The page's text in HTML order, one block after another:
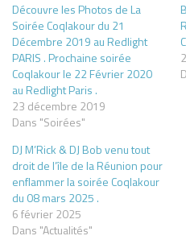
Découvre les Photos de La
Soirée Coqlakour du 21
Décembre 2019 au Redlight
PARIS . Prochaine soirée
Coqlakour le 22 Février 2020
au Redlight Paris .
23 décembre 2019
Dans "Soirées"
DJ M’Rick & DJ Bob venu tout
droit de l’île de la Réunion pour
enflammer la soirée Coqlakour
du 08 mars 2025 .
6 février 2025
Dans "Actualités"